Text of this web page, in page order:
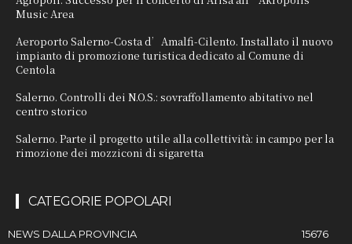
Music Area
Aeroporto Salerno-Costa d’Amalfi-Cilento. Installato il nuovo
impianto di promozione turistica dedicato al Comune di
Centola
Salerno. Controlli dei N.O.S.: sovraffollamento abitativo nel
centro storico
Salerno. Parte il progetto utile alla collettività: in campo per la
rimozione dei mozziconi di sigaretta
CATEGORIE POPOLARI
NEWS DALLA PROVINCIA 15676